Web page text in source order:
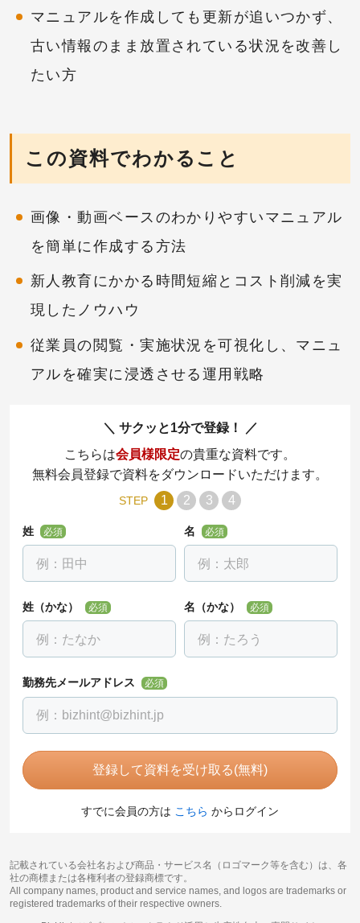
マニュアルを作成しても更新が追いつかず、
古い情報のまま放置されている状況を改善し
たい方
この資料でわかること
画像・動画ベースのわかりやすいマニュアル
を簡単に作成する方法
新人教育にかかる時間短縮とコスト削減を実
現したノウハウ
従業員の閲覧・実施状況を可視化し、マニュ
アルを確実に浸透させる運用戦略
サクッと1分で登録！
こちらは会員様限定の貴重な資料です。
無料会員登録で資料をダウンロードいただけます。
STEP 1 2 3 4
姓 必須 名 必須
姓（かな） 必須 名（かな） 必須
勤務先メールアドレス 必須
登録して資料を受け取る(無料)
すでに会員の方は こちら からログイン
記載されている会社名および商品・サービス名（ロゴマーク等を含む）は、各
社の商標または各権利者の登録商標です。
All company names, product and service names, and logos are trademarks or
registered trademarks of their respective owners.